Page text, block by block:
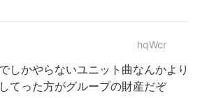
hqWcr
しかやらないユニット曲なんかより
てった方がグループの財産だぞ